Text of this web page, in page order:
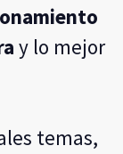
y lo mejor
temas,